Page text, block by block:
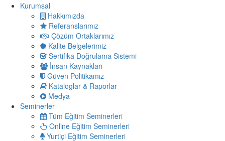
Kurumsal
Hakkımızda
Referanslarımız
Çözüm Ortaklarımız
Kalite Belgelerimiz
Sertifika Doğrulama Sistemi
İnsan Kaynakları
Güven Politikamız
Kataloglar & Raporlar
Medya
Seminerler
Tüm Eğitim Seminerleri
Online Eğitim Seminerleri
Yurtiçi Eğitim Seminerleri